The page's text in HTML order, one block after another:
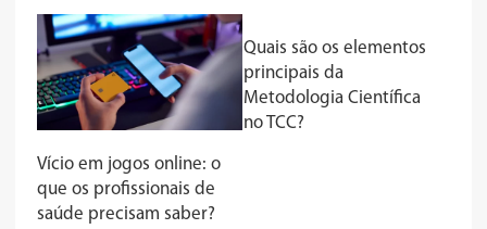
Vício em jogos online: o
que os profissionais de
saúde precisam saber?
Quais são os elementos
principais da
Metodologia Científica
no TCC?